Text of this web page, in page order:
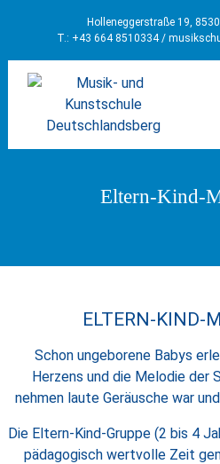
Holleneggerstraße 19,
T.: +43 664 8510334 /
Eltern-Kind-
ELTERN-KIND-
Schon ungeborene Babys
Herzens und die Melodie der
nehmen laute Geräusche war
Die Eltern-Kind-Gruppe (2 bis 4
pädagogisch wertvolle Zeit